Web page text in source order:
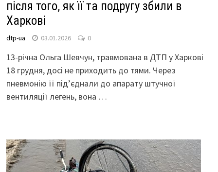
після того, як її та подругу збили в
Харкові
dtp-ua 03.01.2026 0
13-річна Ольга Шевчун, травмована в ДТП у Харкові
18 грудня, досі не приходить до тями. Через
пневмонію її під’єднали до апарату штучної
вентиляції легень, вона …